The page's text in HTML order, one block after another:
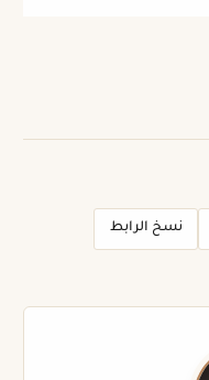
نسخ الرابط